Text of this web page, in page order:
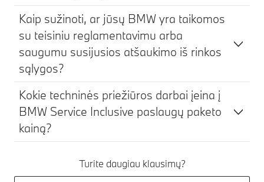
Kaip sužinoti, ar jūsų BMW yra taikomos
su teisiniu reglamentavimu arba
saugumu susijusios atšaukimo iš rinkos
sąlygos?
Kokie techninės priežiūros darbai įeina į
BMW Service Inclusive paslaugų paketo
kainą?
Turite daugiau klausimų?